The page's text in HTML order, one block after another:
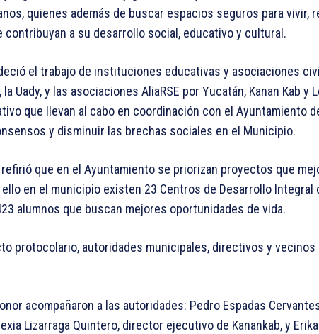
quienes además de buscar espacios seguros para vivir,
contribuyan a su desarrollo social, educativo y cultural.
el trabajo de instituciones educativas y asociaciones
la Uady, y las asociaciones AliaRSE por Yucatán, Kanan Kab y
que llevan al cabo en coordinación con el Ayuntamiento
y disminuir las brechas sociales en el Municipio.
que en el Ayuntamiento se priorizan proyectos que
ello en el municipio existen 23 Centros de Desarrollo Integral
alumnos que buscan mejores oportunidades de vida.
protocolario, autoridades municipales, directivos y vecinos
acompañaron a las autoridades: Pedro Espadas
Lizarraga Quintero, director ejecutivo de Kanankab, y